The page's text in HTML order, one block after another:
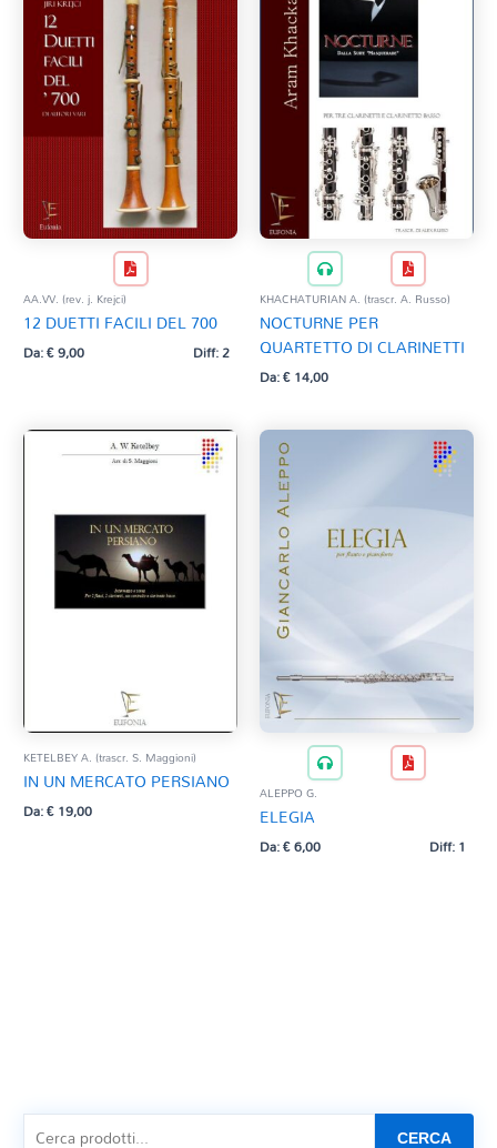
AA.VV. (rev. j. Krejci)
12 DUETTI FACILI DEL 700
Da:€9,00 Diff: 2
KHACHATURIAN A. (trascr. A. Russo)
NOCTURNE PER
QUARTETTO DI CLARINETTI
Da:€14,00
KETELBEY A. (trascr. S. Maggioni)
IN UN MERCATO PERSIANO
Da:€19,00
ALEPPO G.
ELEGIA
Da:€6,00 Diff: 1
CERCA